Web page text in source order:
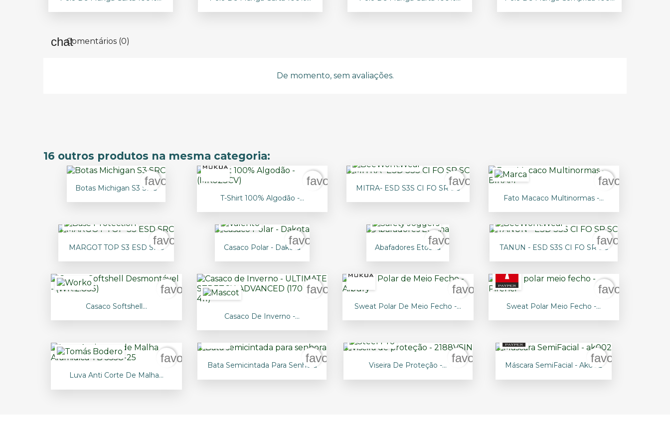
+11
Comentários (0)
De momento, sem avaliações.
16 outros produtos na mesma categoria:
 Vista rápida
Botas Michigan S3 SRC
favorite_border
 Vista rápida
+24
T-Shirt 100% Algodão -...
favorite_border Vista rápida
MITRA- ESD S3S CI FO SR SC
favorite_border
 Vista rápida
Fato Macaco Multinormas -...
 Vista rápida
MARGOT TOP S3 ESD SRC
favorite_border  Vista rápida
+22
Casaco Polar - Dakota
favorite_border  Vista rápida
Abafadores Etosha
favorite_border  Vista rápida
TANUN - ESD S3S CI FO SR SC
 Vista rápida
Casaco Softshell...
favorite_border
 Vista rápida
Casaco De Inverno -...
favorite_border
 Vista rápida
+4
Sweat Polar De Meio Fecho -...
favorite_border
 Vista rápida
Sweat Polar Meio Fecho -...
 Vista rápida
Luva Anti Corte De Malha...
favorite_border Vista rápida
Bata Semicintada Para Senhora
favorite_border  Vista rápida
Viseira De Proteção -...
favorite_border  Vista rápida
Máscara SemiFacial - Ak002
favorite_border